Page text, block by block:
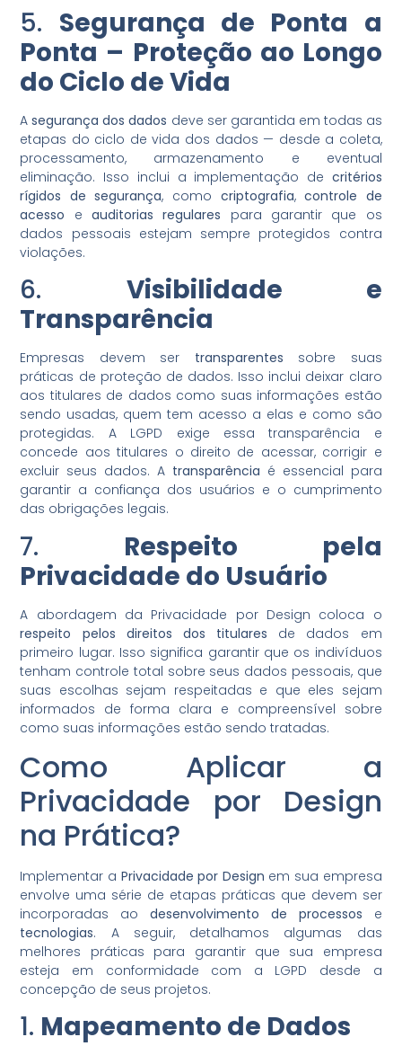
5. Segurança de Ponta a
Ponta – Proteção ao Longo
do Ciclo de Vida
Asegurança dos dados deve ser garantida em todas as
etapas do ciclo de vida dos dados — desde a coleta,
processamento, armazenamento e eventual
eliminação. Isso inclui a implementação de critérios
rígidos de segurança, como criptografia,controle de
acesso eauditorias regulares para garantir que os
dados pessoais estejam sempre protegidos contra
violações.
6. Visibilidade e
Transparência
Empresas devem ser transparentes sobre suas
práticas de proteção de dados. Isso inclui deixar claro
aos titulares de dados como suas informações estão
sendo usadas, quem tem acesso a elas e como são
protegidas. A LGPD exige essa transparência e
concede aos titulares o direito de acessar, corrigir e
excluir seus dados. A transparência é essencial para
garantir a confiança dos usuários e o cumprimento
das obrigações legais.
7. Respeito pela
Privacidade do Usuário
A abordagem da Privacidade por Design coloca o
respeito pelos direitos dos titulares de dados em
primeiro lugar. Isso significa garantir que os indivíduos
tenham controle total sobre seus dados pessoais, que
suas escolhas sejam respeitadas e que eles sejam
informados de forma clara e compreensível sobre
como suas informações estão sendo tratadas.
Como Aplicar a
Privacidade por Design
na Prática?
Implementar a Privacidade por Design em sua empresa
envolve uma série de etapas práticas que devem ser
incorporadas aodesenvolvimento de processos e
tecnologias. A seguir, detalhamos algumas das
melhores práticas para garantir que sua empresa
esteja em conformidade com a LGPD desde a
concepção de seus projetos.
1. Mapeamento de Dados